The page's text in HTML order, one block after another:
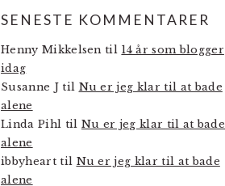
SENESTE KOMMENTARER
Henny Mikkelsen til 14 år som blogger
idag
Susanne Jtil Nu er jeg klar til at bade
alene
Linda Pihl til Nu er jeg klar til at bade
alene
ibbyhearttil Nu er jeg klar til at bade
alene